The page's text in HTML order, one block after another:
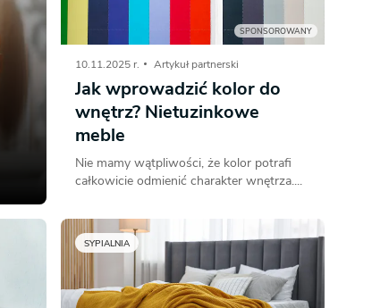
Dom pasywny - co to znaczy SPONSOROWANY
10.11.2025 r. Artykuł partnerski
Jak wprowadzić kolor do
wnętrz? Nietuzinkowe
meble
Nie mamy wątpliwości, że kolor potrafi
całkowicie odmienić charakter wnętrza....
SYPIALNIA